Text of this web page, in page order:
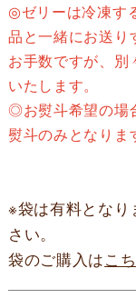
◎ゼリーは冷凍す
品と一緒にお送り
お手数ですが、別
いたします。
◎お熨斗希望の場
熨斗のみとなりま
※袋は有料とな
さい。
袋のご購入はこ